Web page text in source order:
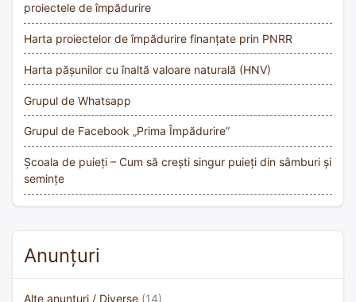
proiectele de împădurire
Harta proiectelor de împădurire finanțate prin PNRR
Harta pășunilor cu înaltă valoare naturală (HNV)
Grupul de Whatsapp
Grupul de Facebook „Prima Împădurire”
Școala de puieți – Cum să crești singur puieți din sâmburi și
semințe
Anunțuri
Alte anunțuri / Diverse (14)